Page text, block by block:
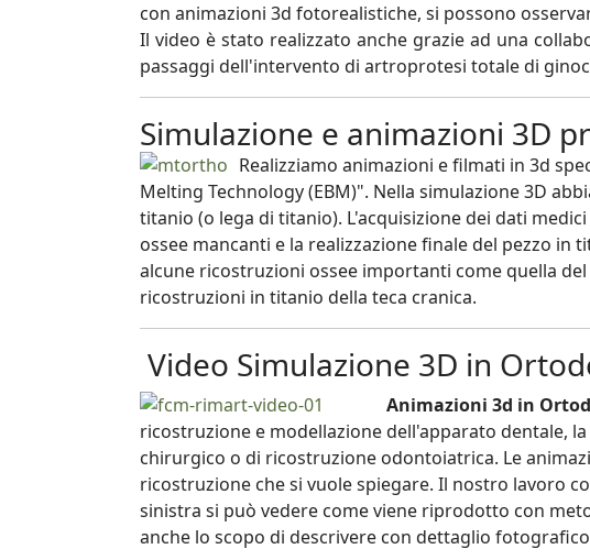
con animazioni 3d fotorealistiche, si possono
Il video è stato realizzato anche grazie ad una
passaggi dell'intervento di artroprotesi totale di
Simulazione e animazioni 3D
Realizziamo animazioni e filmati in 3d
Melting Technology (EBM)". Nella simulazione 3D
titanio (o lega di titanio). L'acquisizione dei dati
ossee mancanti e la realizzazione finale del pezzo
alcune ricostruzioni ossee importanti come quella
ricostruzioni in titanio della teca cranica.
Video Simulazione 3D in
Animazioni 3d in
ricostruzione e modellazione dell'apparato dentale,
chirurgico o di ricostruzione odontoiatrica. Le
ricostruzione che si vuole spiegare. Il nostro lavoro
sinistra si può vedere come viene riprodotto con
anche lo scopo di descrivere con dettaglio